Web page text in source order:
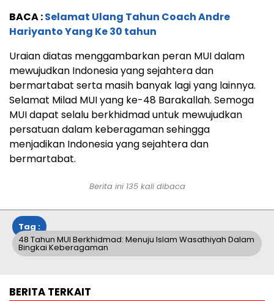
BACA :Selamat Ulang Tahun Coach Andre
Hariyanto Yang Ke 30 tahun
Uraian diatas menggambarkan peran MUI dalam
mewujudkan Indonesia yang sejahtera dan
bermartabat serta masih banyak lagi yang lainnya.
Selamat Milad MUI yang ke-48 Barakallah. Semoga
MUI dapat selalu berkhidmad untuk mewujudkan
persatuan dalam keberagaman sehingga
menjadikan Indonesia yang sejahtera dan
bermartabat.
Berita ini 135kali dibaca
Tag :
48 Tahun MUI Berkhidmad: Menuju Islam Wasathiyah Dalam
Bingkai Keberagaman
BERITA TERKAIT